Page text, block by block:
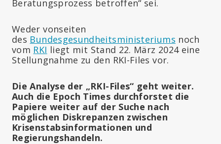
Beratungsprozess betroffen“ sei.
Weder vonseiten
des Bundesgesundheitsministeriums noch
vom RKI liegt mit Stand 22. März 2024 eine
Stellungnahme zu den RKI-Files vor.
Die Analyse der „RKI-Files“ geht weiter.
Auch die Epoch Times durchforstet die
Papiere weiter auf der Suche nach
möglichen Diskrepanzen zwischen
Krisenstabsinformationen und
Regierungshandeln.